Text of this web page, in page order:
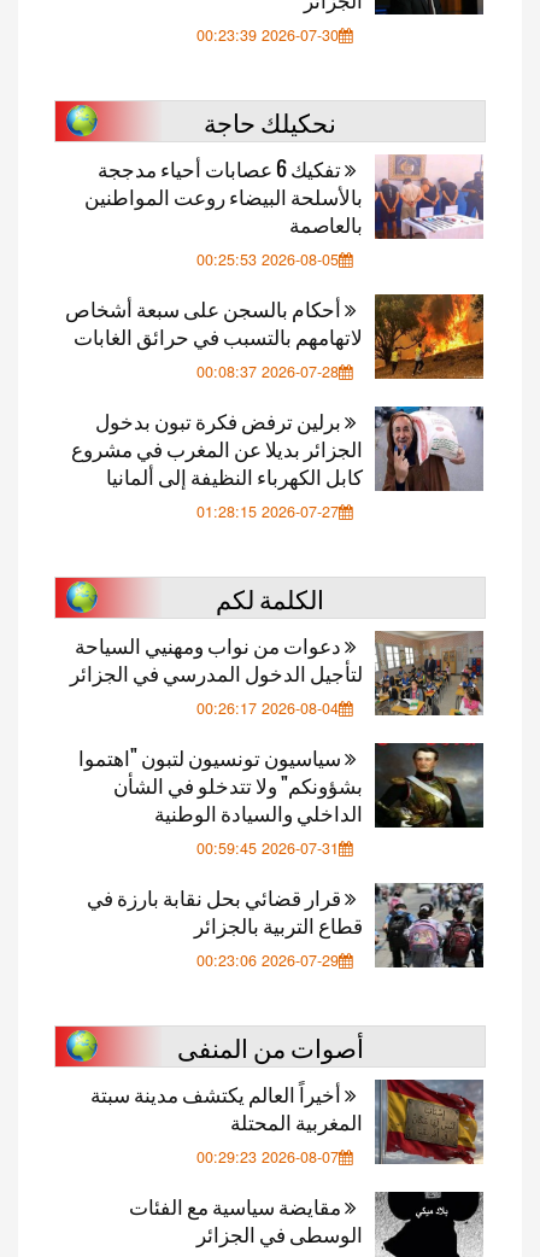
2026-07-30 00:23:39
نحكيلك حاجة
تفكيك 6 عصابات أحياء مدججة
بالأسلحة البيضاء روعت المواطنين
بالعاصمة
2026-08-05 00:25:53
أحكام بالسجن على سبعة أشخاص
لاتهامهم بالتسبب في حرائق الغابات
2026-07-28 00:08:37
برلين ترفض فكرة تبون بدخول
الجزائر بديلا عن المغرب في مشروع
كابل الكهرباء النظيفة إلى ألمانيا
2026-07-27 01:28:15
الكلمة لكم
دعوات من نواب ومهنيي السياحة
لتأجيل الدخول المدرسي في الجزائر
2026-08-04 00:26:17
سياسيون تونسيون لتبون "اهتموا
بشؤونكم" ولا تتدخلو في الشأن
الداخلي والسيادة الوطنية
2026-07-31 00:59:45
قرار قضائي بحل نقابة بارزة في
قطاع التربية بالجزائر
2026-07-29 00:23:06
أصوات من المنفى
أخيراً العالم يكتشف مدينة سبتة
المغربية المحتلة
2026-08-07 00:29:23
مقايضة سياسية مع الفئات
الوسطى في الجزائر